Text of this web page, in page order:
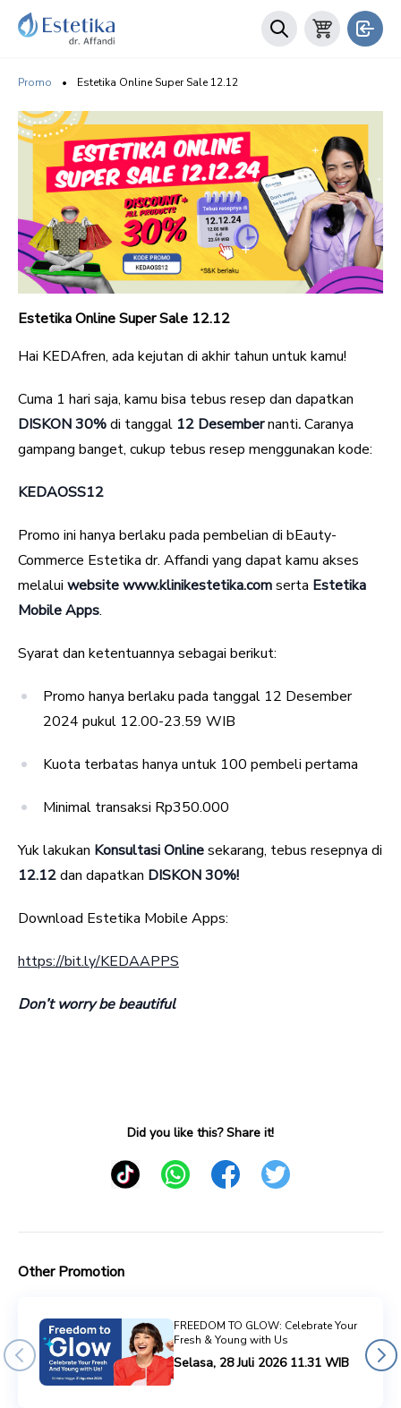
Promo • Estetika Online Super Sale 12.12
Estetika Online Super Sale 12.12
Hai KEDAfren, ada kejutan di akhir tahun untuk kamu!
Cuma 1 hari saja, kamu bisa tebus resep dan dapatkan
DISKON 30%di tanggal 12 Desembernanti.Caranya
gampang banget, cukup tebus resep menggunakan kode:
KEDAOSS12
Promo ini hanya berlaku pada pembelian di bEauty-
Commerce Estetika dr. Affandi yang dapat kamu akses
melalui website www.klinikestetika.comserta Estetika
Mobile Apps.
Syarat dan ketentuannya sebagai berikut:
Promo hanya berlaku pada tanggal 12 Desember
2024 pukul 12.00-23.59 WIB
Kuota terbatas hanya untuk 100 pembeli pertama
Minimal transaksi Rp350.000
Yuk lakukan Konsultasi Onlinesekarang, tebus resepnya di
12.12dan dapatkan DISKON 30%!
Download Estetika Mobile Apps:
https://bit.ly/KEDAAPPS
Don’t worry be beautiful
Did you like this? Share it!
Other Promotion
FREEDOM TO GLOW: Celebrate Your
Fresh & Young with Us
Selasa, 28 Juli 2026 11.31 WIB